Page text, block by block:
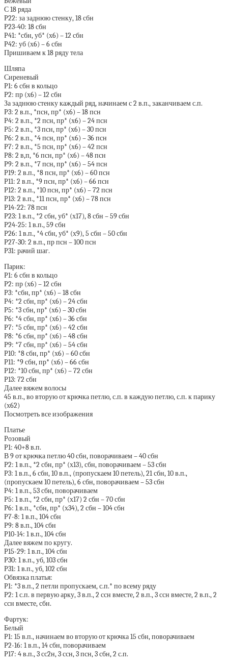
С 18 ряда
Р22: за заднюю стенку, 18 сбн
Р23-40: 18 сбн
Р41: *сбн, уб* (х6) – 12 сбн
Р42: уб (х6) – 6 сбн
Пришиваем к 18 ряду тела
Шляпа
Сиреневый
Р1: 6 сбн в кольцо
Р2: пр (х6) – 12 сбн
За заднюю стенку каждый ряд, начинаем с 2 в.п., заканчиваем с.п.
Р3: 2 в.п., *псн, пр* (х6) – 18 псн
Р4: 2 в.п., *2 псн, пр* (х6) – 24 псн
Р5: 2 в.п., *3 псн, пр* (х6) – 30 псн
Р6: 2 в.п., *4 псн, пр* (х6) – 36 псн
Р7: 2 в.п., *5 псн, пр* (х6) – 42 псн
Р8: 2 в,п, *6 псн, пр* (х6) – 48 псн
Р9: 2 в.п., *7 псн, пр* (х6) – 54 псн
Р19: 2 в.п., *8 псн, пр* (х6) – 60 псн
Р11: 2 в.п., *9 псн, пр* (х6) – 66 псн
Р12: 2 в.п., *10 псн, пр* (х6) – 72 псн
Р13: 2 в.п., *11 псн, пр* (х6) – 78 псн
Р14-22: 78 псн
Р23: 1 в.п., *2 сбн, уб* (х17), 8 сбн – 59 сбн
Р24-25: 1 в.п., 59 сбн
Р26: 1 в.п., *4 сбн, уб* (х9), 5 сбн – 50 сбн
Р27-30: 2 в.п., пр псн – 100 псн
Р31: рачий шаг.
Парик:
Р1: 6 сбн в кольцо
Р2: пр (х6) – 12 сбн
Р3: *сбн, пр* (х6) – 18 сбн
Р4: *2 сбн, пр* (х6) – 24 сбн
Р5: *3 сбн, пр* (х6) – 30 сбн
Р6: *4 сбн, пр* (х6) – 36 сбн
Р7: *5 сбн, пр* (х6) – 42 сбн
Р8: *6 сбн, пр* (х6) – 48 сбн
Р9: *7 сбн, пр* (х6) – 54 сбн
Р10: *8 сбн, пр* (х6) – 60 сбн
Р11: *9 сбн, пр* (х6) – 66 сбн
Р12: *10 сбн, пр* (х6) – 72 сбн
Р13: 72 сбн
Далее вяжем волосы
45 в.п., во вторую от крючка петлю, с.п. в каждую петлю, с.п. к парику
(х62)
Посмотреть все изображения
Платье
Розовый
Р1: 40+8 в.п.
В 9 от крючка петлю 40 сбн, поворачиваем – 40 сбн
Р2: 1 в.п., *2 сбн, пр* (х13), сбн, поворачиваем – 53 сбн
Р3: 1 в.п., 6 сбн, 10 в.п., (пропускаем 10 петель), 21 сбн, 10 в.п.,
(пропускаем 10 петель), 6 сбн, поворачиваем – 53 сбн
Р4: 1 в.п., 53 сбн, поворачиваем
Р5: 1 в.п., *2 сбн, пр* (х17) 2 сбн – 70 сбн
Р6: 1 в.п., *сбн, пр* (х34), 2 сбн – 104 сбн
Р7-8: 1 в.п., 104 сбн
Р9: 8 в.п., 104 сбн
Р10-14: 1 в.п., 104 сбн
Далее вяжем по кругу.
Р15-29: 1 в.п., 104 сбн
Р30: 1 в.п., уб, 103 сбн
Р31: 1 в.п., уб, 102 сбн
Обвязка платья:
Р1: *3 в.п., 2 петли пропускаем, с.п.* по всему ряду
Р2: 1 с.п. в первую арку, 3 в.п., 2 ссн вместе, 2 в.п., 3 ссн вместе, 2 в.п., 2
ссн вместе, сбн.
Фартук:
Белый
Р1: 15 в.п., начинаем во вторую от крючка 15 сбн, поворачиваем
Р2-16: 1 в.п., 14 сбн, поворачиваем
Р17: 4 в.п., 3 сс2н, 3 ссн, 3 псн, 3 сбн, 2 с.п.